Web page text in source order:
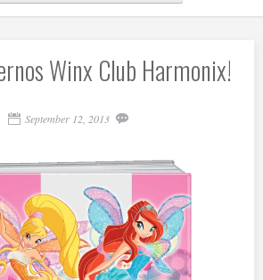
Winx Club Harmonix!
September 12, 2013